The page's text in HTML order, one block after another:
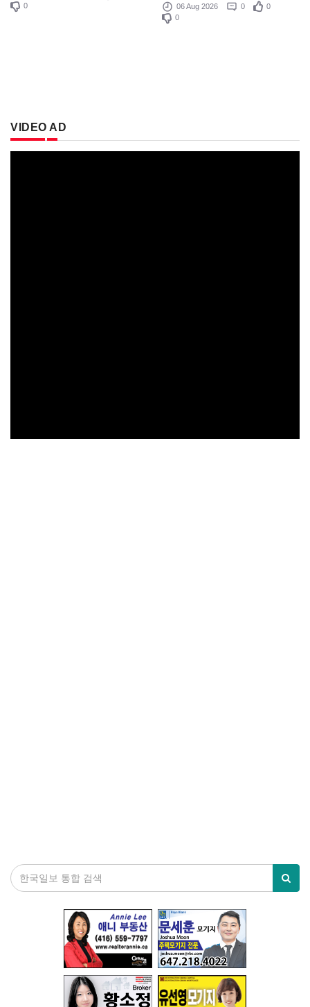
0
06 Aug 2026 0
0
0
VIDEO AD